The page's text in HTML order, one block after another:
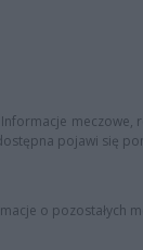
meczowe,
pojawi się
o pozostałych